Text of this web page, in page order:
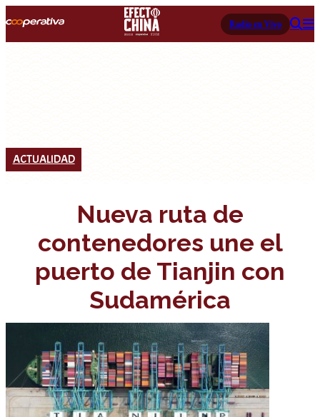
Radio en Vivo
ACTUALIDAD
Nueva ruta de
contenedores une el
puerto de Tianjin con
Sudamérica